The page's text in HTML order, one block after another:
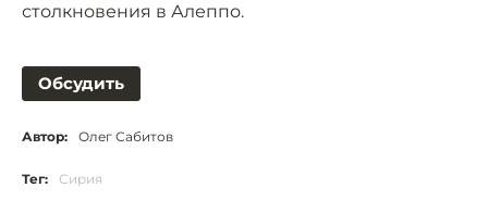
столкновения в Алеппо.
Обсудить
Автор: Олег Сабитов
Тег: Сирия